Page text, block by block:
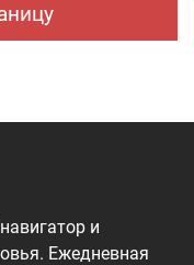
и
Ежедневная